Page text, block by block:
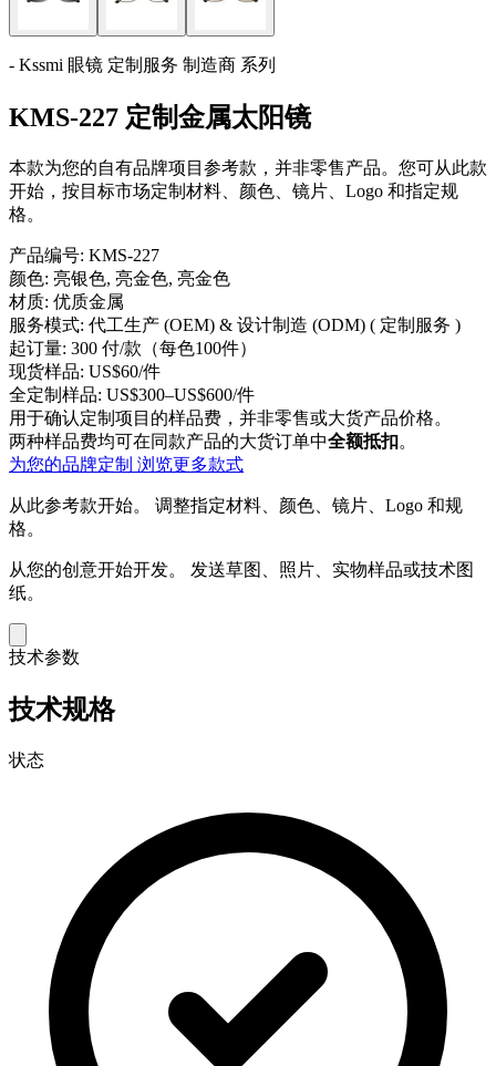
- Kssmi 眼镜 定制服务 制造商 系列
KMS-227 定制金属太阳镜
本款为您的自有品牌项目参考款，并非零售产品。您可从此款
开始，按目标市场定制材料、颜色、镜片、Logo 和指定规
格。
产品编号: KMS-227
颜色: 亮银色, 亮金色, 亮金色
材质: 优质金属
服务模式: 代工生产 (OEM) & 设计制造 (ODM) ( 定制服务 )
起订量: 300 付/款（每色100件）
现货样品: US$60/件
全定制样品: US$300–US$600/件
用于确认定制项目的样品费，并非零售或大货产品价格。
两种样品费均可在同款产品的大货订单中全额抵扣。
为您的品牌定制 浏览更多款式
从此参考款开始。 调整指定材料、颜色、镜片、Logo 和规
格。
从您的创意开始开发。 发送草图、照片、实物样品或技术图
纸。
技术参数
技术规格
状态